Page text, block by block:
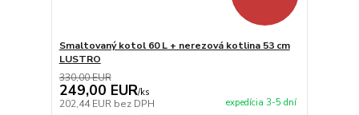
Smaltovaný kotol 60 L + nerezová kotlina 53 cm
LUSTRO
330,00 EUR
249,00 EUR/ks
202,44 EUR bez DPH expedícia 3-5 dní